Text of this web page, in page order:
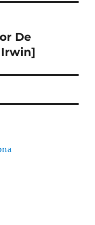
De
Irwin]